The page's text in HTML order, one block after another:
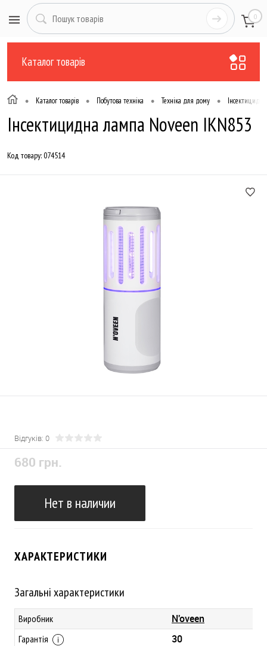
0
Каталог товарів
• Каталог товарів • Побутова техніка • Техніка для дому •
Інсектицидна лампа Noveen IKN853
Код товару:074514
Відгуків: 0
680 грн.
Нет в наличии
ХАРАКТЕРИСТИКИ
Загальні характеристики
Виробник N'oveen
Гарантія 30